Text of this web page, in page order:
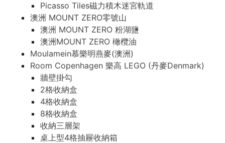
Picasso Tiles磁力積木迷宮軌道
澳洲 MOUNT ZERO零號山
澳洲 MOUNT ZERO 粉湖鹽
澳洲MOUNT ZERO 橄欖油
Moulamein慕樂明燕麥(澳洲)
Room Copenhagen 樂高 LEGO (丹麥Denmark)
牆壁掛勾
2格收納盒
4格收納盒
8格收納盒
收納三層架
桌上型4格抽屜收納箱